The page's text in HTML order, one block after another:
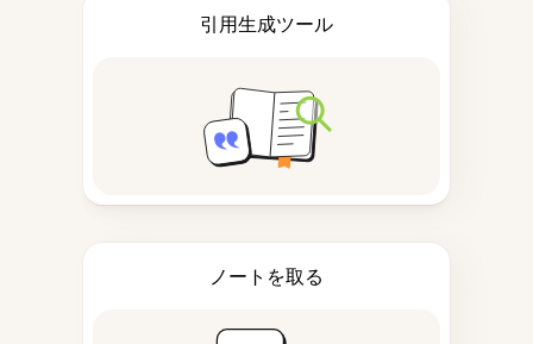
引用生成ツール
ノートを取る